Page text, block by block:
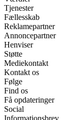
Tjenester
Fællesskab
Reklamepartner
Annoncepartner
Henviser
Støtte
Mediekontakt
Kontakt os
Følge
Find os
Få opdateringer
Social
Informationsbrev